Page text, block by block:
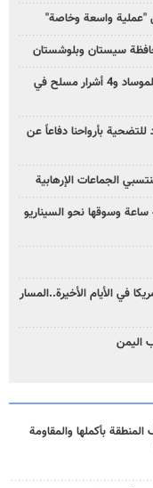
"عملية واسعة وخاصة"
سيستان وبلوشستان
وزارة الأمن الإيرانية: اعتقال 21 عميلاً للموساد و4 أشرار مسلح في
بأرواحنا دفاعاً عن
بزشكيان: خططوا لإسقاط إيران خلال 48 ساعة وسوقها نحو السيناريو
في الأيام الأخيرة..المسار
اليمن
بأكملها والمقاومة